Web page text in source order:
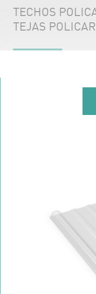
TECHOS
TEJAS